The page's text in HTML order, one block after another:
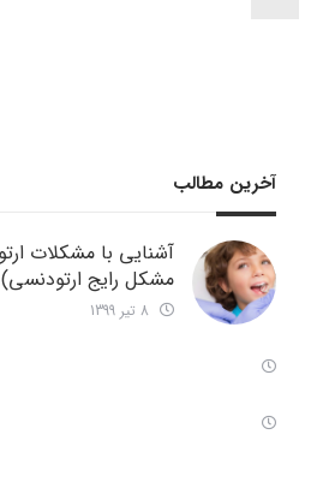
آخرین مطالب
مشکل رایج ارتودنسی)